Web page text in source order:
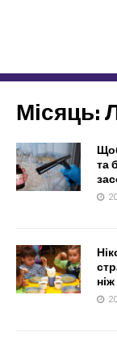
Місяць:
та